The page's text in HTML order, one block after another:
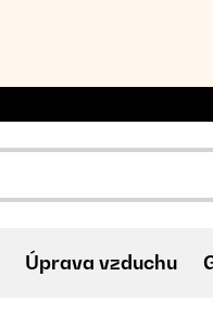
Úprava vzduchu